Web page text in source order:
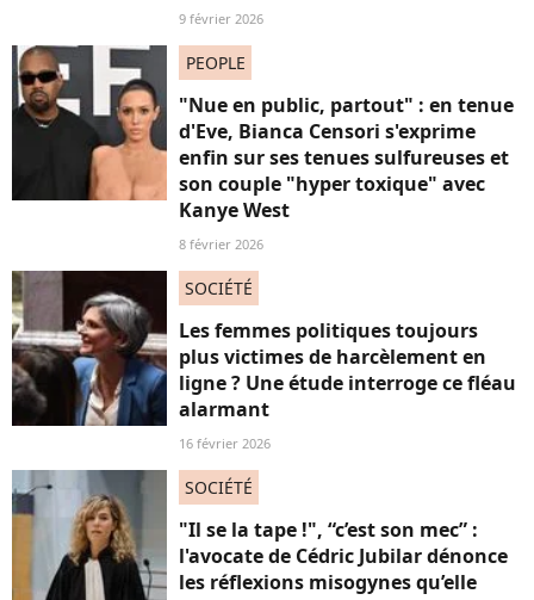
9 février 2026
PEOPLE
"Nue en public, partout" : en tenue
d'Eve, Bianca Censori s'exprime
enfin sur ses tenues sulfureuses et
son couple "hyper toxique" avec
Kanye West
8 février 2026
SOCIÉTÉ
Les femmes politiques toujours
plus victimes de harcèlement en
ligne ? Une étude interroge ce fléau
alarmant
16 février 2026
SOCIÉTÉ
"Il se la tape !", “c’est son mec” :
l'avocate de Cédric Jubilar dénonce
les réflexions misogynes qu’elle